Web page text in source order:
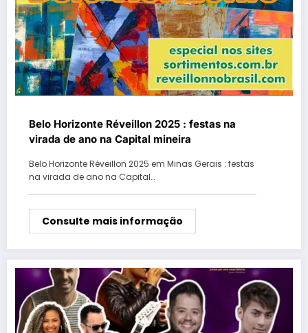
Belo Horizonte Réveillon 2025 : festas na
virada de ano na Capital mineira
Belo Horizonte Réveillon 2025 em Minas Gerais : festas
na virada de ano na Capital…
Consulte mais informação